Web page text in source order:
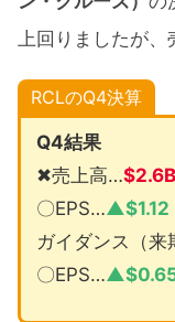
上回りましたが
RCLのQ4決算
Q4結果
✖売上高…$2.6B
〇EPS…▲$1.12
ガイダンス（来
〇EPS…